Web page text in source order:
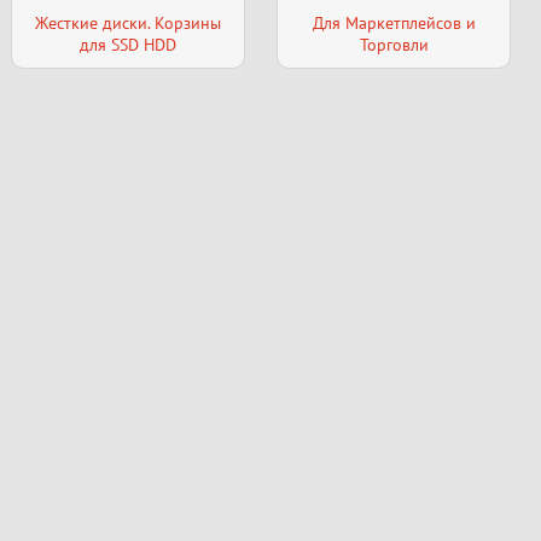
Жесткие диски. Корзины
для SSD HDD
Для Маркетплейсов и
Торговли